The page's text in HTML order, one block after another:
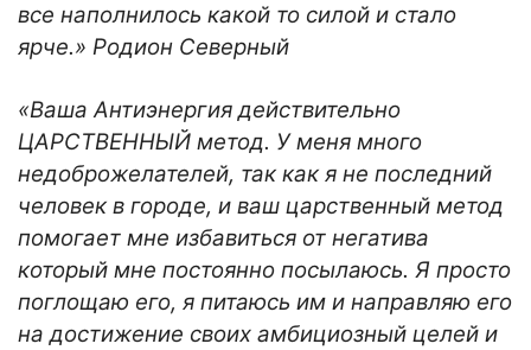
все наполнилось какой то силой и стало
ярче.» Родион Северный
«Ваша Антиэнергия действительно
ЦАРСТВЕННЫЙ метод. У меня много
недоброжелателей, так как я не последний
человек в городе, и ваш царственный метод
помогает мне избавиться от негатива
который мне постоянно посылаюсь. Я просто
поглощаю его, я питаюсь им и направляю его
на достижение своих амбициозный целей и